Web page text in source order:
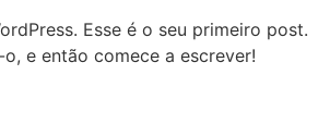
Esse é o seu primeiro post.
e então comece a escrever!